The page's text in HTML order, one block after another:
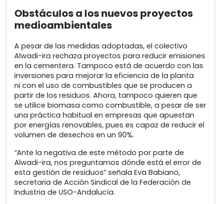
Obstáculos a los nuevos proyectos
medioambientales
A pesar de las medidas adoptadas, el colectivo
Alwadi-ira rechaza proyectos para reducir emisiones
en la cementera. Tampoco está de acuerdo con las
inversiones para mejorar la eficiencia de la planta
ni con el uso de combustibles que se producen a
partir de los residuos. Ahora, tampoco quieren que
se utilice biomasa como combustible, a pesar de ser
una práctica habitual en empresas que apuestan
por energías renovables, pues es capaz de reducir el
volumen de desechos en un 90%.
“Ante la negativa de este método por parte de
Alwadi-ira, nos preguntamos dónde está el error de
esta gestión de residuos” señala Eva Babiano,
secretaria de Acción Sindical de la Federación de
Industria de USO-Andalucía.